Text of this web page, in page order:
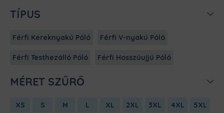
TÍPUS
Férfi Kereknyakú Póló Férfi V-nyakú Póló
Férfi Testhezálló Póló Férfi Hosszúujjú Póló
MÉRET SZŰRŐ
XS S M L XL 2XL 3XL 4XL 5XL